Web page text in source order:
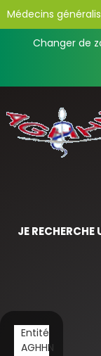
Médecins
Changer de
JE
Entité
AGHHN